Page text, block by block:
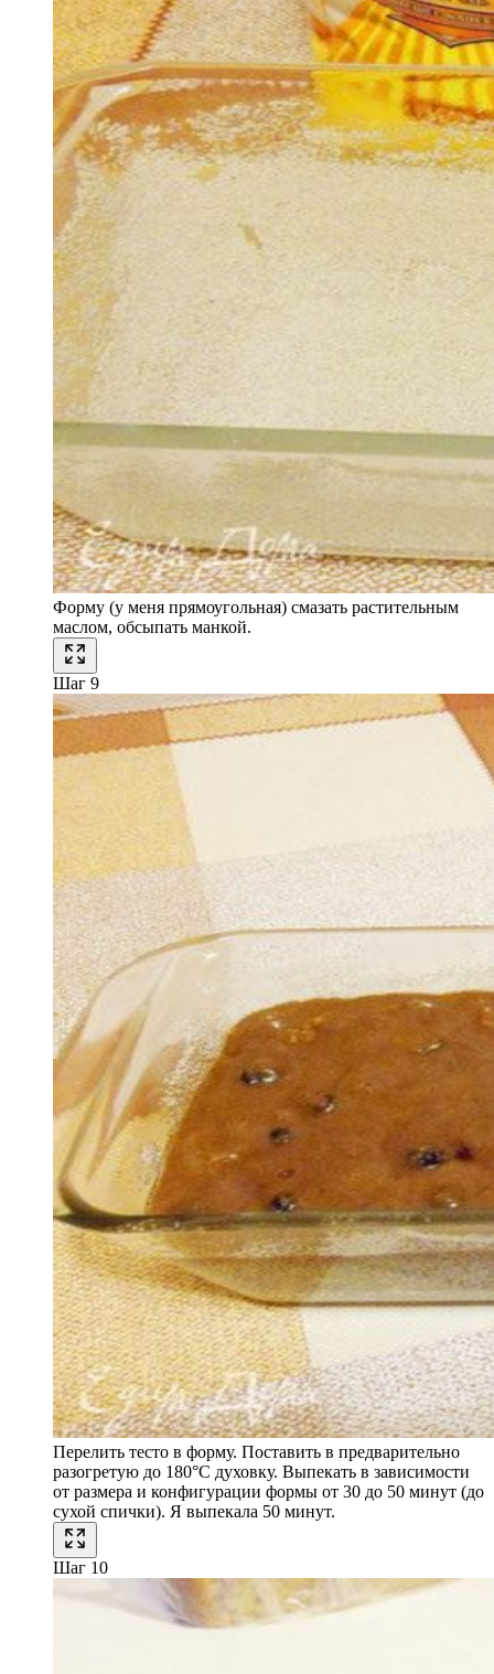
Форму (у меня прямоугольная) смазать растительным
маслом, обсыпать манкой.
Шаг 9
Перелить тесто в форму. Поставить в предварительно
разогретую до 180°С духовку. Выпекать в зависимости
от размера и конфигурации формы от 30 до 50 минут (до
сухой спички). Я выпекала 50 минут.
Шаг 10